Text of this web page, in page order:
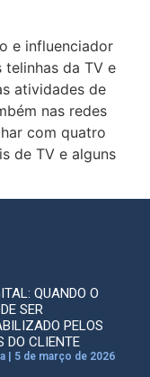
e influenciador
telinhas da TV e
atividades de
nas redes
com quatro
de TV e alguns
QUANDO O
SER
PELOS
DO CLIENTE
5 de março de 2026